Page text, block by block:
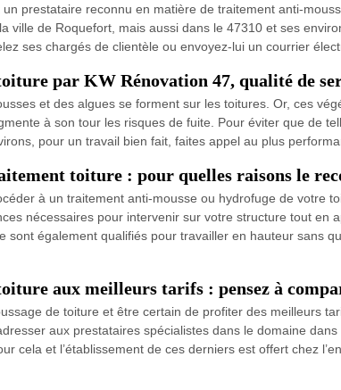
prestataire reconnu en matière de traitement anti-
ville de Roquefort, mais aussi dans le 47310 et ses
ses chargés de clientèle ou envoyez-lui un courrier
par KW Rénovation 47, qualité de
et des algues se forment sur les toitures. Or, ces
à son tour les risques de fuite. Pour éviter que de
pour un travail bien fait, faites appel au plus
toiture : pour quelles raisons le
à un traitement anti-mousse ou hydrofuge de votre
nécessaires pour intervenir sur votre structure tout en
sont également qualifiés pour travailler en hauteur sans
aux meilleurs tarifs : pensez à
de toiture et être certain de profiter des meilleurs
aux prestataires spécialistes dans le domaine
cela et l’établissement de ces derniers est offert chez